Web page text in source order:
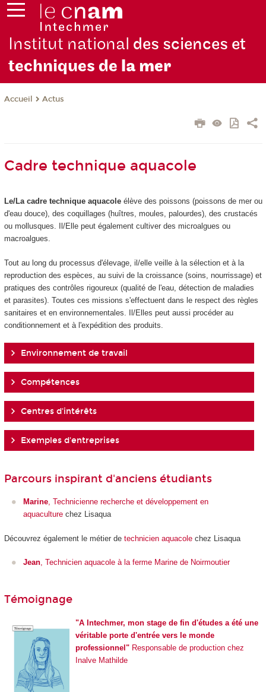
Institut national des sciences et
techniques de la mer
Accueil Actus
Cadre technique aquacole
Le/La cadre technique aquacole élève des poissons (poissons de mer ou
d'eau douce), des coquillages (huîtres, moules, palourdes), des crustacés
ou mollusques. Il/Elle peut également cultiver des microalgues ou
macroalgues.
Tout au long du processus d'élevage, il/elle veille à la sélection et à la
reproduction des espèces, au suivi de la croissance (soins, nourrissage) et
pratiques des contrôles rigoureux (qualité de l'eau, détection de maladies
et parasites). Toutes ces missions s'effectuent dans le respect des règles
sanitaires et en environnementales. Il/Elles peut aussi procéder au
conditionnement et à l'expédition des produits.
Environnement de travail
Compétences
Centres d'intérêts
Exemples d'entreprises
Parcours inspirant d'anciens étudiants
Marine, Technicienne recherche et développement en
aquaculture chez Lisaqua
Découvrez également le métier de technicien aquacole chez Lisaqua
Jean, Technicien aquacole à la ferme Marine de Noirmoutier
Témoignage
"A Intechmer, mon stage de fin d'études a été une
véritable porte d'entrée vers le monde
professionnel" Responsable de production chez
Inalve Mathilde